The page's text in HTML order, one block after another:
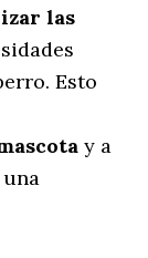
las
Esto
y a